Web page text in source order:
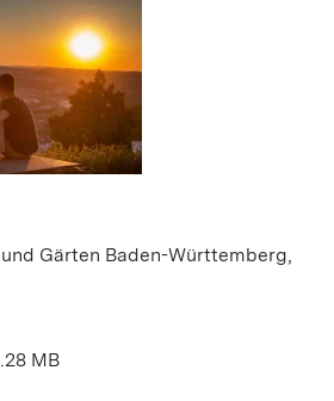
Gärten Baden-Württemberg,
MB